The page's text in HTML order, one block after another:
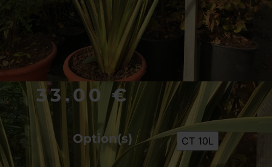
33.00€
Option(s) CT 10L